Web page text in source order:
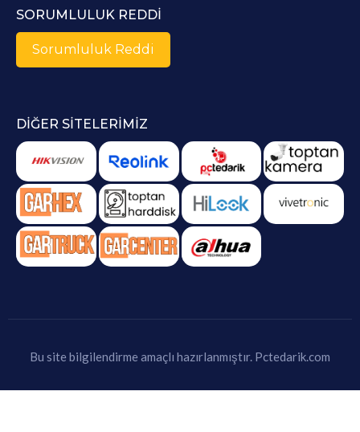
SORUMLULUK REDDI
Sorumluluk Reddi
DIĞER SITELERIMIZ
Bu site bilgilendirme amaçlı hazırlanmıştır. Pctedarik.com